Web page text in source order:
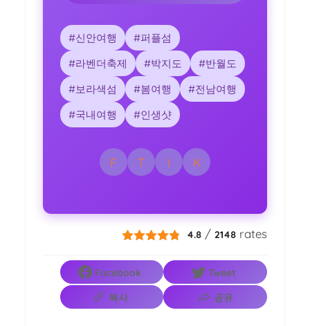
#신안여행
#퍼플섬
#라벤더축제
#박지도
#반월도
#보라색섬
#봄여행
#전남여행
#국내여행
#인생샷
F T I K
4.8 /2148 rates
Facebook
Tweet
복사
공유